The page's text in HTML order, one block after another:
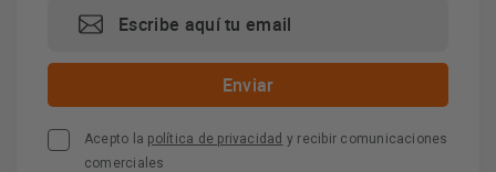
Acepto la política de privacidad y recibir comunicaciones
comerciales